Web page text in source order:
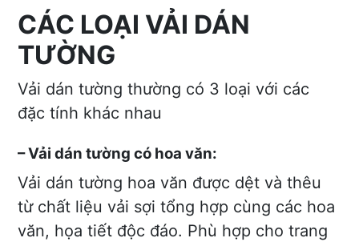
CÁC LOẠI VẢI DÁN
TƯỜNG
Vải dán tường thường có 3 loại với các
đặc tính khác nhau
– Vải dán tường có hoa văn:
Vải dán tường hoa văn được dệt và thêu
từ chất liệu vải sợi tổng hợp cùng các hoa
văn, họa tiết độc đáo. Phù hợp cho trang